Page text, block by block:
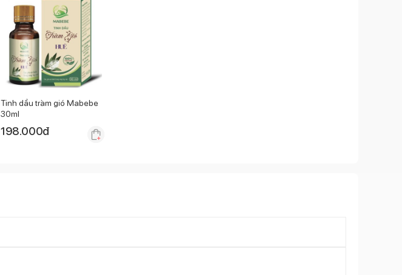
Tinh dầu tràm gió Mabebe
30ml
198.000đ